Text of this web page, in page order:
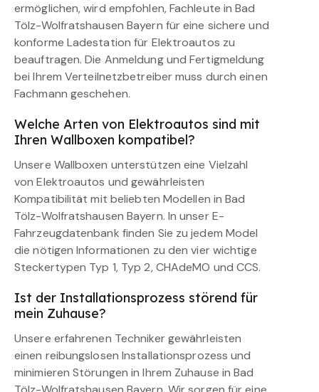
ermöglichen, wird empfohlen, Fachleute in Bad
Tölz-Wolfratshausen Bayern für eine sichere und
konforme Ladestation für Elektroautos zu
beauftragen. Die Anmeldung und Fertigmeldung
bei Ihrem Verteilnetzbetreiber muss durch einen
Fachmann geschehen.
Welche Arten von Elektroautos sind mit
Ihren Wallboxen kompatibel?
Unsere Wallboxen unterstützen eine Vielzahl
von Elektroautos und gewährleisten
Kompatibilität mit beliebten Modellen in Bad
Tölz-Wolfratshausen Bayern. In unser E-
Fahrzeugdatenbank finden Sie zu jedem Model
die nötigen Informationen zu den vier wichtige
Steckertypen Typ 1, Typ 2, CHAdeMO und CCS.
Ist der Installationsprozess störend für
mein Zuhause?
Unsere erfahrenen Techniker gewährleisten
einen reibungslosen Installationsprozess und
minimieren Störungen in Ihrem Zuhause in Bad